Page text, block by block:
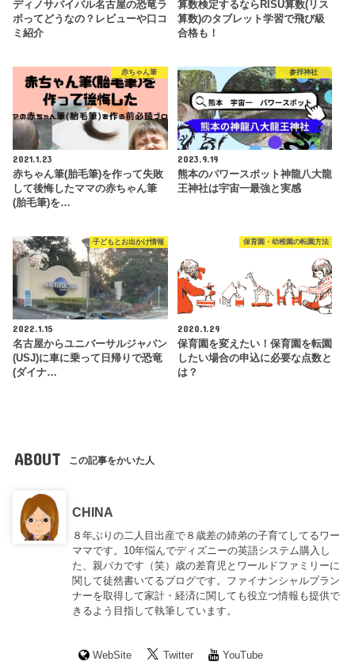
ディノサバイバル名古屋の恐竜ラ
ボってどうなの？レビューや口コ
ミ紹介
算数検定するならRISU算数(リス
算数)のタブレット学習で飛び級
合格も！
赤ちゃん筆
2021.1.23
赤ちゃん筆(胎毛筆)を作って失敗
して後悔したママの赤ちゃん筆
(胎毛筆)を…
参拝神社
2023.9.19
熊本のパワースポット神龍八大龍
王神社は宇宙一最強と実感
子どもとお出かけ情報
2022.1.15
名古屋からユニバーサルジャパン
(USJ)に車に乗って日帰りで恐竜
(ダイナ…
保育園・幼稚園の転園方法
2020.1.29
保育園を変えたい！保育園を転園
したい場合の申込に必要な点数と
は？
ABOUT この記事をかいた人
CHINA
８年ぶりの二人目出産で８歳差の姉弟の子育てしてるワー
ママです。10年悩んでディズニーの英語システム購入し
た、親バカです（笑）歳の差育児とワールドファミリーに
関して徒然書いてるブログです。ファイナンシャルプラン
ナーを取得して家計・経済に関しても役立つ情報も提供で
きるよう目指して執筆しています。
WebSite Twitter YouTube